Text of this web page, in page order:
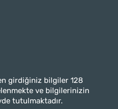
girdiğiniz bilgiler 128
ve bilgilerinizin
tutulmaktadır.